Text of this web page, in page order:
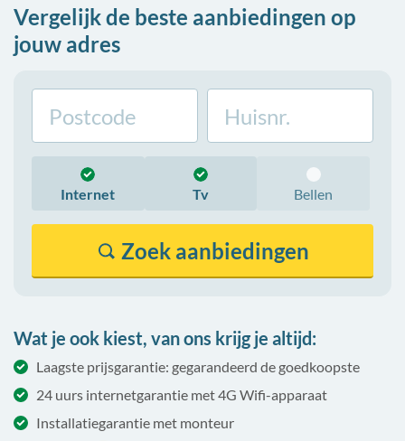
Vergelijk de beste aanbiedingen op
jouw adres
Internet Tv Bellen
Zoek aanbiedingen
Wat je ook kiest, van ons krijg je altijd:
Laagste prijsgarantie: gegarandeerd de goedkoopste
24 uurs internetgarantie met 4G Wifi-apparaat
Installatiegarantie met monteur